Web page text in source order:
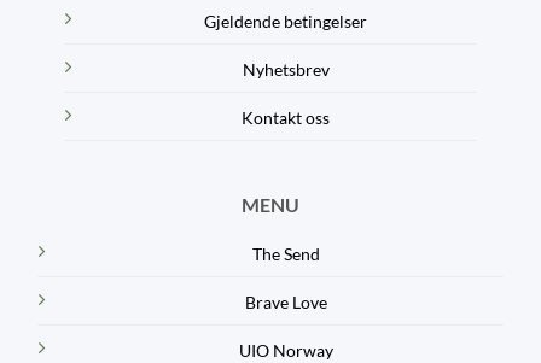
Gjeldende betingelser
Nyhetsbrev
Kontakt oss
MENU
The Send
Brave Love
UIO Norway